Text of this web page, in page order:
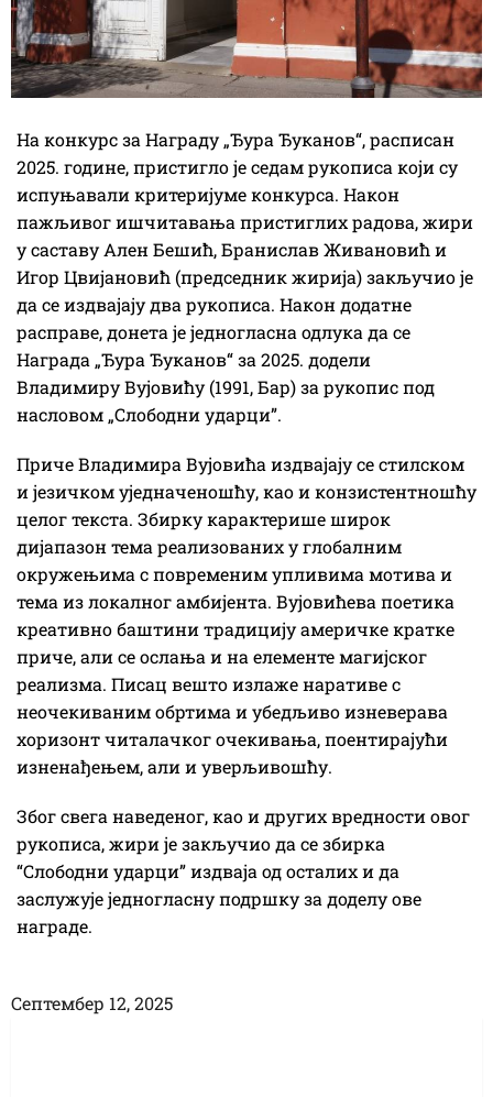
На конкурс за Награду „Ђура Ђуканов“, расписан
2025. године, пристигло је седам рукописа који су
испуњавали критеријуме конкурса. Након
пажљивог ишчитавања пристиглих радова, жири
у саставу Ален Бешић, Бранислав Живановић и
Игор Цвијановић (председник жирија) закључио је
да се издвајају два рукописа. Након додатне
расправе, донета је једногласна одлука да се
Награда „Ђура Ђуканов“ за 2025. додели
Владимиру Вујовићу (1991, Бар) за рукопис под
насловом „Слободни ударци”.
Приче Владимира Вујовића издвајају се стилском
и језичком уједначеношћу, као и конзистентношћу
целог текста. Збирку карактерише широк
дијапазон тема реализованих у глобалним
окружењима с повременим упливима мотива и
тема из локалног амбијента. Вујовићева поетика
креативно баштини традицију америчке кратке
приче, али се ослања и на елементе магијског
реализма. Писац вешто излаже наративе с
неочекиваним обртима и убедљиво изневерава
хоризонт читалачког очекивања, поентирајући
изненађењем, али и уверљивошћу.
Због свега наведеног, као и других вредности овог
рукописа, жири је закључио да се збирка
“Слободни ударци” издваја од осталих и да
заслужује једногласну подршку за доделу ове
награде.
Септембер 12, 2025